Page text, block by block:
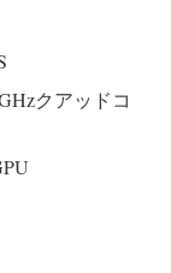
クアッドコ